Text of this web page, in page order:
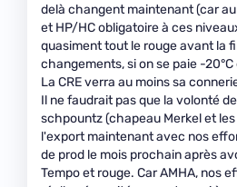
delà changent maintenant (car
et HP/HC obligatoire à ces
quasiment tout le rouge avant la
changements, si on se paie -
La CRE verra au moins sa
Il ne faudrait pas que la volonté
schpountz (chapeau Merkel et
l'export maintenant avec nos
de prod le mois prochain après
Tempo et rouge. Car AMHA, nos